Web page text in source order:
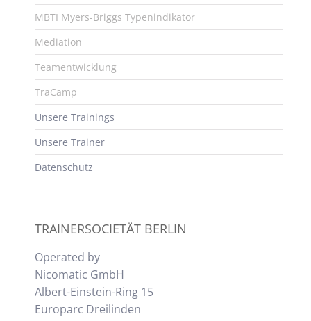
MBTI Myers-Briggs Typenindikator
Mediation
Teamentwicklung
TraCamp
Unsere Trainings
Unsere Trainer
Datenschutz
TRAINERSOCIETÄT BERLIN
Operated by
Nicomatic GmbH
Albert-Einstein-Ring 15
Europarc Dreilinden